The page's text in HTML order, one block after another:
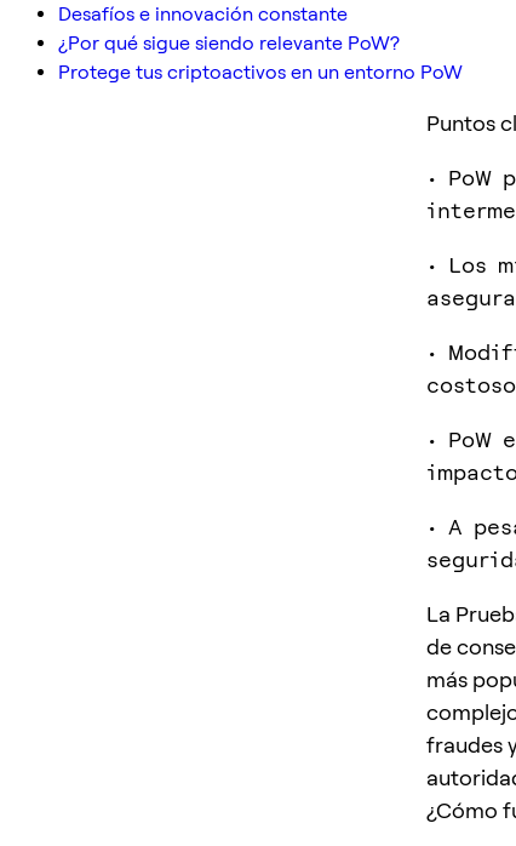
Desafíos e innovación constante
¿Por qué sigue siendo relevante PoW?
Protege tus criptoactivos en un entorno PoW
Puntos
•
• Los
•
•
• A
La
de
más
fraudes
¿Cómo